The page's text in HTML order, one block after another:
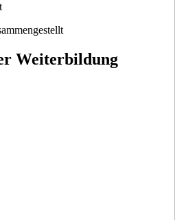
Weiterbildung